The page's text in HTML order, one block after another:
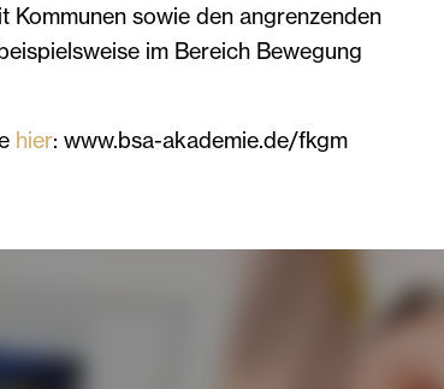
sowie den angrenzenden
im Bereich Bewegung
hier: www.bsa-akademie.de/fkgm